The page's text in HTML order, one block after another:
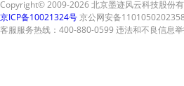
Copyright© 2009-2026 北京墨迹风云科技股份
京ICP备10021324号京公网安备
客服服务热线：400-880-0599 违法和不良信息